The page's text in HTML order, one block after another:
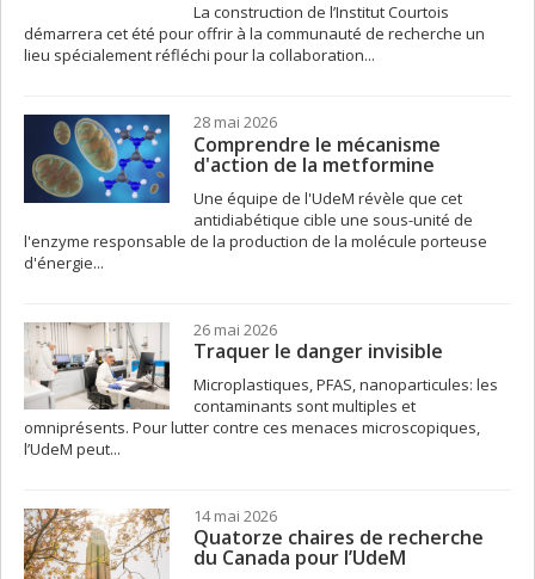
La construction de l’Institut Courtois
démarrera cet été pour offrir à la communauté de recherche un
lieu spécialement réfléchi pour la collaboration...
28 mai 2026
Comprendre le mécanisme
d'action de la metformine
Une équipe de l'UdeM révèle que cet
antidiabétique cible une sous-unité de
l'enzyme responsable de la production de la molécule porteuse
d'énergie...
26 mai 2026
Traquer le danger invisible
Microplastiques, PFAS, nanoparticules: les
contaminants sont multiples et
omniprésents. Pour lutter contre ces menaces microscopiques,
l’UdeM peut...
14 mai 2026
Quatorze chaires de recherche
du Canada pour l’UdeM